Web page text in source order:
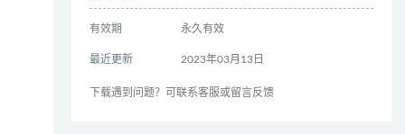
有效期 永久有效
最近更新 2023年03月13日
下载遇到问题？可联系客服或留言反馈